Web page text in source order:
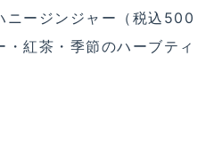
ニージンジャー（税込500
紅茶・季節のハーブティ